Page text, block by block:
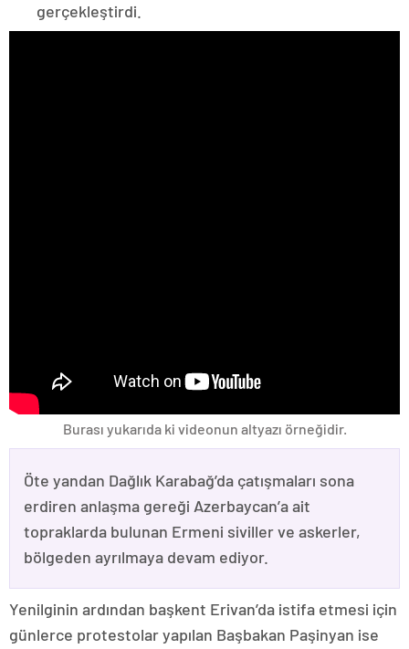
gerçekleştirdi.
Burası yukarıda ki videonun altyazı örneğidir.
Öte yandan Dağlık Karabağ’da çatışmaları sona
erdiren anlaşma gereği Azerbaycan’a ait
topraklarda bulunan Ermeni siviller ve askerler,
bölgeden ayrılmaya devam ediyor.
Yenilginin ardından başkent Erivan’da istifa etmesi için
günlerce protestolar yapılan Başbakan Paşinyan ise